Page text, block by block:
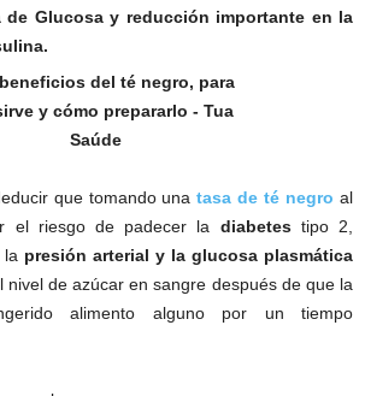
de Glucosa y reducción importante en la
que tomando una tasa de té negro al
el riesgo de padecer la diabetestipo 2,
la presión arterial y la glucosa plasmática
nivel de azúcar en sangre después de que la
alimento alguno por un tiempo